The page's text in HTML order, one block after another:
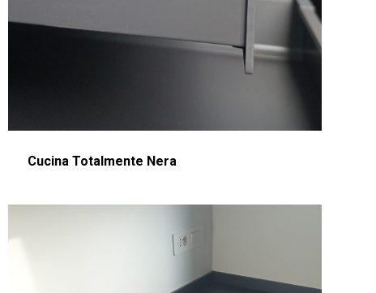
Cucina Totalmente Nera